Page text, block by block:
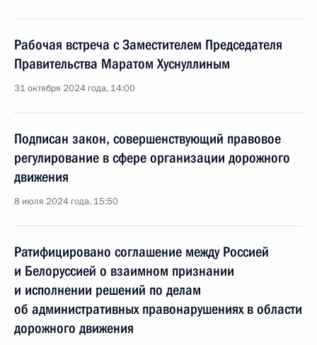
Рабочая встреча с Заместителем Председателя
Правительства Маратом Хуснуллиным
31 октября 2024 года, 14:00
Подписан закон, совершенствующий правовое
регулирование в сфере организации дорожного
движения
8 июля 2024 года, 15:50
Ратифицировано соглашение между Россией
и Белоруссией о взаимном признании
и исполнении решений по делам
об административных правонарушениях в области
дорожного движения